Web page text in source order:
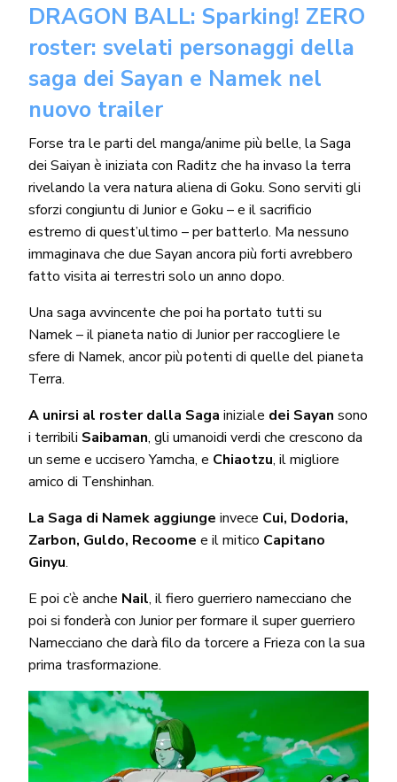
DRAGON BALL: Sparking! ZERO
roster: svelati personaggi della
saga dei Sayan e Namek nel
nuovo trailer
Forse tra le parti del manga/anime più belle, la Saga
dei Saiyan è iniziata con Raditz che ha invaso la terra
rivelando la vera natura aliena di Goku. Sono serviti gli
sforzi congiuntu di Junior e Goku – e il sacrificio
estremo di quest’ultimo – per batterlo. Ma nessuno
immaginava che due Sayan ancora più forti avrebbero
fatto visita ai terrestri solo un anno dopo.
Una saga avvincente che poi ha portato tutti su
Namek – il pianeta natio di Junior per raccogliere le
sfere di Namek, ancor più potenti di quelle del pianeta
Terra.
A unirsi al roster dalla Saga iniziale dei Sayan sono
i terribili Saibaman, gli umanoidi verdi che crescono da
un seme e uccisero Yamcha, e Chiaotzu, il migliore
amico di Tenshinhan.
La Saga di Namek aggiunge invece Cui, Dodoria,
Zarbon, Guldo, Recoomee il mitico Capitano
Ginyu.
E poi c’è anche Nail, il fiero guerriero namecciano che
poi si fonderà con Junior per formare il super guerriero
Namecciano che darà filo da torcere a Frieza con la sua
prima trasformazione.